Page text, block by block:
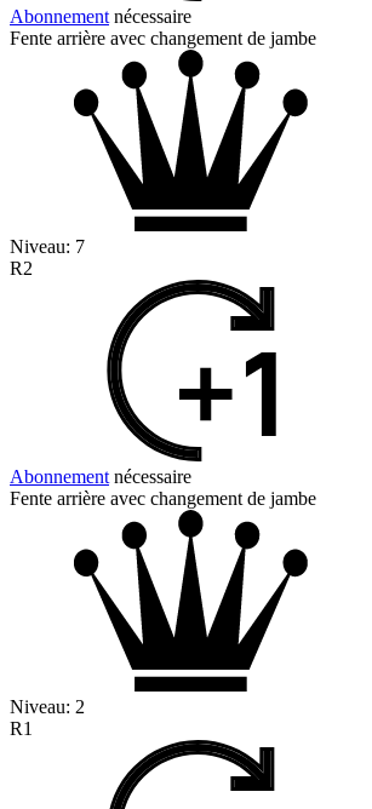
Abonnement nécessaire
Fente arrière avec changement de jambe
Niveau: 7
R2
Abonnement nécessaire
Fente arrière avec changement de jambe
Niveau: 2
R1